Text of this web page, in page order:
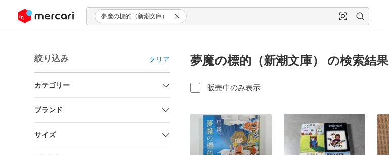
ツにスキップ 夢魔の標的（新潮文庫）
絞り込み クリア
カテゴリー
ブランド
サイズ
夢魔の標的（新潮文庫） の検索結果
販売中のみ表示